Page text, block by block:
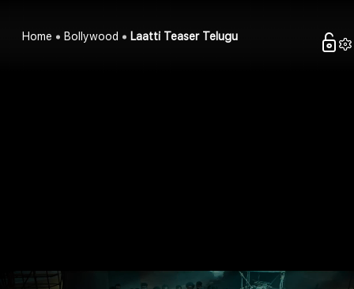
Home Bollywood Laatti Teaser Telugu